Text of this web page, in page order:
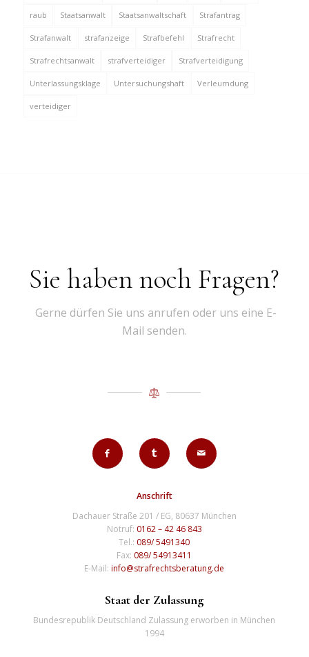
raub Staatsanwalt Staatsanwaltschaft Strafantrag
Strafanwalt strafanzeige Strafbefehl Strafrecht
Strafrechtsanwalt strafverteidiger Strafverteidigung
Unterlassungsklage Untersuchungshaft Verleumdung
verteidiger
Sie haben noch Fragen?
Gerne dürfen Sie uns anrufen oder uns eine E-
Mail senden.
Anschrift
Dachauer Straße 201 / EG, 80637 München
Notruf: 0162 – 42 46 843
Tel.: 089/ 5491340
Fax: 089/ 54913411
E-Mail:info@strafrechtsberatung.de
Staat der Zulassung
Bundesrepublik Deutschland Zulassung erworben in München
1994